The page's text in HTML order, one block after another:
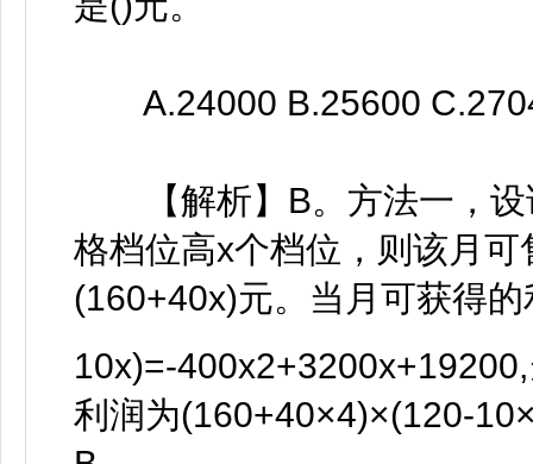
A.24000 B.25600
【解析】B。方法一，设
格档位高x个档位，则该月
(160+40x)元。当月可获得
10x)=-
利润为(160+40×4)×(120-